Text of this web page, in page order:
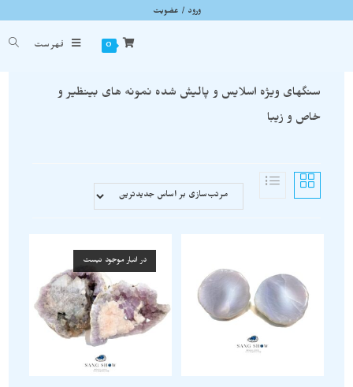
ورود / عضویت
0 فهرست سنگ های اسلایس
سنگهای ویژه اسلایس و پالیش شده نمونه های بینظیر و
خاص و زیبا
در انبار موجود نیست